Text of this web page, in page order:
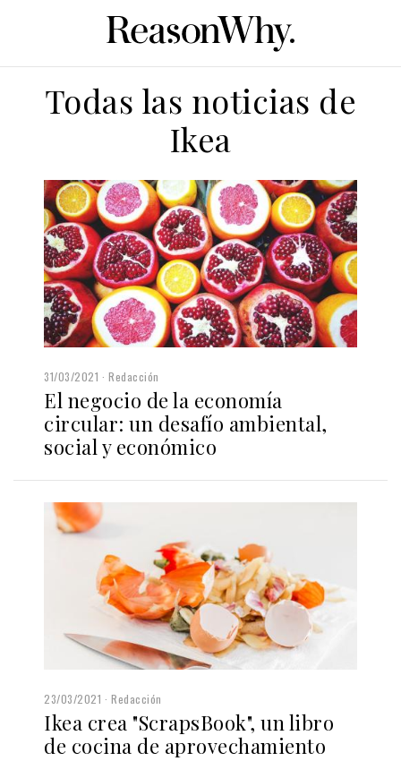
Todas las noticias de
Ikea
31/03/2021 Redacción
El negocio de la economía
circular: un desafío ambiental,
social y económico
23/03/2021 Redacción
Ikea crea "ScrapsBook", un libro
de cocina de aprovechamiento